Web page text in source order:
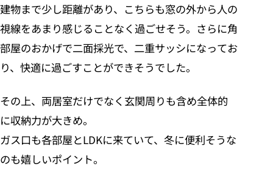
建物まで少し距離があり、こちらも窓の外から人の
視線をあまり感じることなく過ごせそう。さらに角
部屋のおかげで二面採光で、二重サッシになってお
り、快適に過ごすことができそうでした。
その上、両居室だけでなく玄関周りも含め全体的
に収納力が大きめ。
ガス口も各部屋とLDKに来ていて、冬に便利そうな
のも嬉しいポイント。